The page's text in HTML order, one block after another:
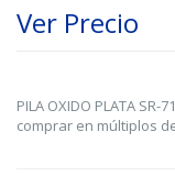
Ver Precio
PILA OXIDO PLATA
comprar en múltiplos